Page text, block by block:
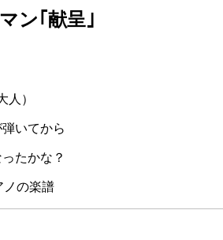
ン｢献呈｣
人）
いてから
たかな？
ノの楽譜